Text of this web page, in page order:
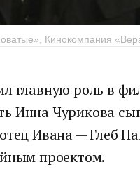
Кинокомпания
главную роль в
Инна Чурикова
Ивана — Глеб
проектом.